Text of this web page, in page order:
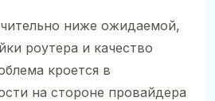
ниже ожидаемой,
роутера и качество
кроется в
на стороне провайдера